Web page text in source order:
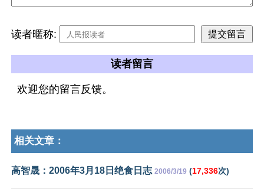
读者暱称:
读者留言
欢迎您的留言反馈。
相关文章：
高智晟：2006年3月18日绝食日志 2006/3/19 (17,336次)